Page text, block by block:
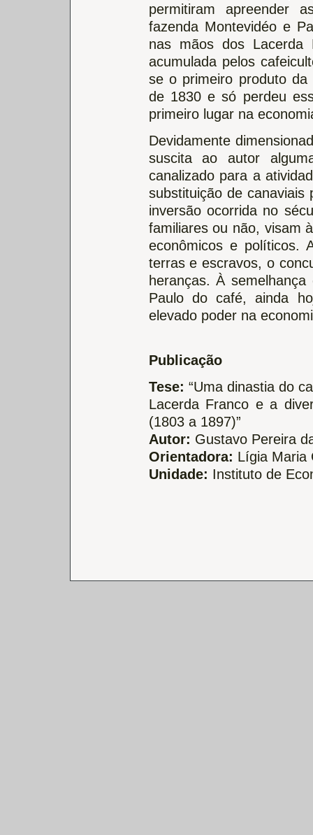
permitiram apreender
fazenda Montevidéo e
nas mãos dos Lacerda
acumulada pelos
se o primeiro produto
de 1830 e só perdeu
primeiro lugar na
Devidamente
suscita ao autor
canalizado para a
substituição de
inversão ocorrida no
familiares ou não, visam
econômicos e políticos.
terras e escravos, o
heranças. À
Paulo do café, ainda
elevado poder na
Publicação
Tese: “Uma dinastia do
Lacerda Franco e a
(1803 a 1897)”
Autor: Gustavo Pereira
Orientadora: Lígia Maria
Unidade: Instituto de